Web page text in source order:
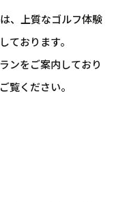
、上質なゴルフ体験
ております。
ンをご案内しており
覧ください。